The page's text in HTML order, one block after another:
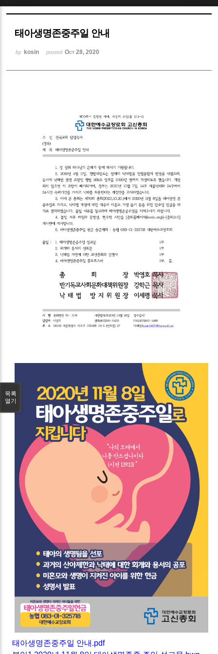
태아생명존중주일 안내
by kosin posted Oct 28, 2020
태아생명존중주일 안내.pdf
목록
열기
Sketchbook5, 스케치북5
Sketchbook5, 스케치북5